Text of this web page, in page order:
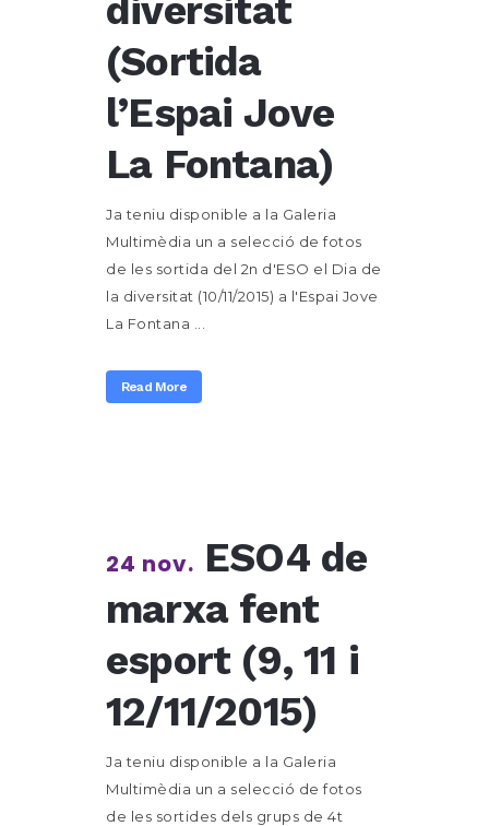
diversitat
(Sortida
l’Espai Jove
La Fontana)
Ja teniu disponible a la Galeria
Multimèdia un a selecció de fotos
de les sortida del 2n d'ESO el Dia de
la diversitat (10/11/2015) a l'Espai Jove
La Fontana ...
Read More
24 nov. ESO4 de
marxa fent
esport (9, 11 i
12/11/2015)
Ja teniu disponible a la Galeria
Multimèdia un a selecció de fotos
de les sortides dels grups de 4t